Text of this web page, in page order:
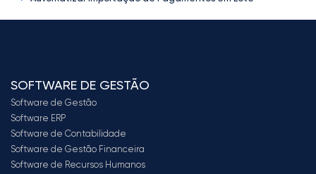
SOFTWARE DE GESTÃO
Software de Gestão
Software ERP
Software de Contabilidade
Software de Gestão Financeira
Software de Recursos Humanos